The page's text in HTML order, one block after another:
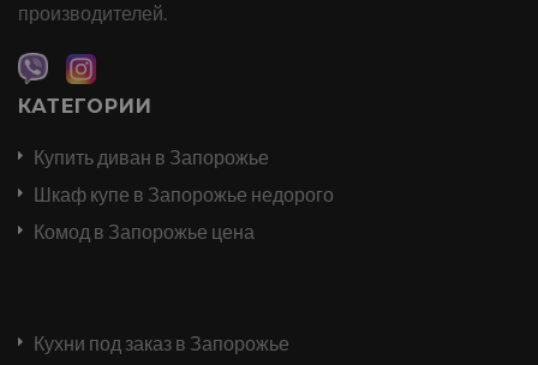
производителей.
КАТЕГОРИИ
Купить диван в Запорожье
Шкаф купе в Запорожье недорого
Комод в Запорожье цена
Кухни под заказ в Запорожье